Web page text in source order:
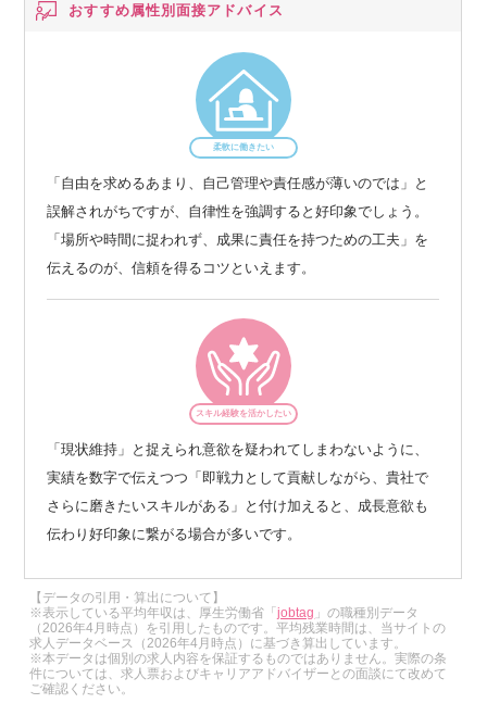
おすすめ属性別面接アドバイス
柔軟に働きたい
「自由を求めるあまり、自己管理や責任感が薄いのでは」と
誤解されがちですが、自律性を強調すると好印象でしょう。
「場所や時間に捉われず、成果に責任を持つための工夫」を
伝えるのが、信頼を得るコツといえます。
スキル経験を活かしたい
「現状維持」と捉えられ意欲を疑われてしまわないように、
実績を数字で伝えつつ「即戦力として貢献しながら、貴社で
さらに磨きたいスキルがある」と付け加えると、成長意欲も
伝わり好印象に繋がる場合が多いです。
【データの引用・算出について】
※表示している平均年収は、厚生労働省「jobtag 」の職種別データ
（2026年4月時点）を引用したものです。平均残業時間は、当サイトの
求人データベース（2026年4月時点）に基づき算出しています。
※本データは個別の求人内容を保証するものではありません。実際の条
件については、求人票およびキャリアアドバイザーとの面談にて改めて
ご確認ください。